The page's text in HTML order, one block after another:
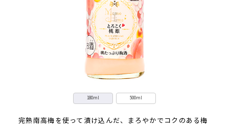
180ml 500ml
完熟南高梅を使って漬け込んだ、まろやかでコクのある梅